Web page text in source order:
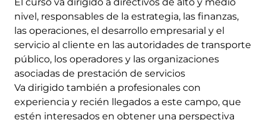
nivel, responsables de la estrategia, las finanzas,
las operaciones, el desarrollo empresarial y el
servicio al cliente en las autoridades de transporte
público, los operadores y las organizaciones
asociadas de prestación de servicios
Va dirigido también a profesionales con
experiencia y recién llegados a este campo, que
estén interesados en obtener una perspectiva